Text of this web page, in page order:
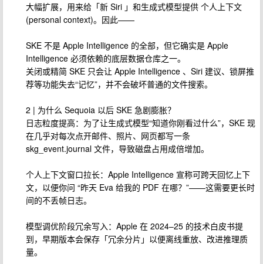
大幅扩展，用来给「新 Siri 」和生成式模型提供 个人上下文
(personal context)。因此——
SKE 不是 Apple Intelligence 的全部，但它确实是 Apple
Intelligence 必须依赖的底层数据仓库之一。
关闭或精简 SKE 只会让 Apple Intelligence 、Siri 建议、锁屏推
荐等功能失去“记忆”，并不会破坏普通的文件搜索。
2 | 为什么 Sequoia 以后 SKE 急剧膨胀？
日志粒度提高：为了让生成式模型“知道你刚看过什么”，SKE 现
在几乎对每次点开邮件、照片、网页都写一条
skg_event.journal 文件，导致磁盘占用成倍增加。
个人上下文窗口拉长：Apple Intelligence 宣称可跨天回忆上下
文，以便你问 “昨天 Eva 给我的 PDF 在哪？”——这需要更长时
间的不丢帧日志。
模型调优阶段冗余写入：Apple 在 2024–25 的技术白皮书提
到，早期版本会保存「冗余分片」以便离线重放、改进推理质
量。